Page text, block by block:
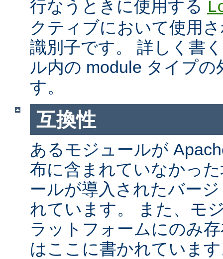
行なうときに使用する
クティブにおいて使用
識別子です。 詳しく書
ル内の module タイプの
す。
互換性
あるモジュールが
布に含まれていなかっ
ールが導入されたバー
れています。 また、モ
ラットフォームにのみ
はここに書かれていま